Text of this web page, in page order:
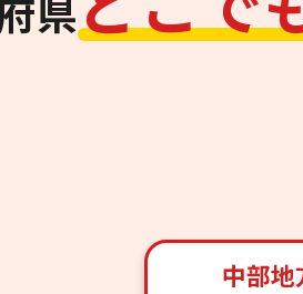
県
中部地